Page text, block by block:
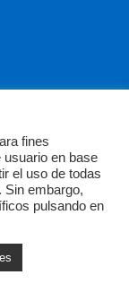
gestión pordiffundit®
fines
en base
el uso de todas
Sin embargo,
pulsando en